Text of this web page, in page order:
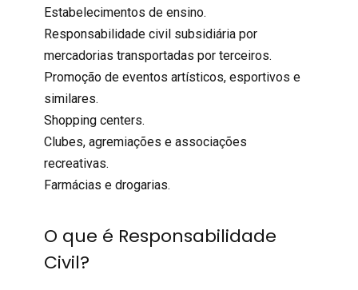
Estabelecimentos de ensino.
Responsabilidade civil subsidiária por
mercadorias transportadas por terceiros.
Promoção de eventos artísticos, esportivos e
similares.
Shopping centers.
Clubes, agremiações e associações
recreativas.
Farmácias e drogarias.
O que é Responsabilidade
Civil?